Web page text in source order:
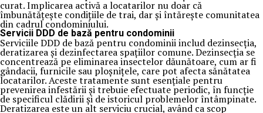
curat. Implicarea activă a locatarilor nu doar că
îmbunătățește condițiile de trai, dar și întărește comunitatea
din cadrul condominiului.
Servicii DDD de bază pentru condominii
Serviciile DDD de bază pentru condominii includ dezinsecția,
deratizarea și dezinfectarea spațiilor comune. Dezinsecția se
concentrează pe eliminarea insectelor dăunătoare, cum ar fi
gândacii, furnicile sau ploșnițele, care pot afecta sănătatea
locatarilor. Aceste tratamente sunt esențiale pentru
prevenirea infestării și trebuie efectuate periodic, în funcție
de specificul clădirii și de istoricul problemelor întâmpinate.
Deratizarea este un alt serviciu crucial, având ca scop